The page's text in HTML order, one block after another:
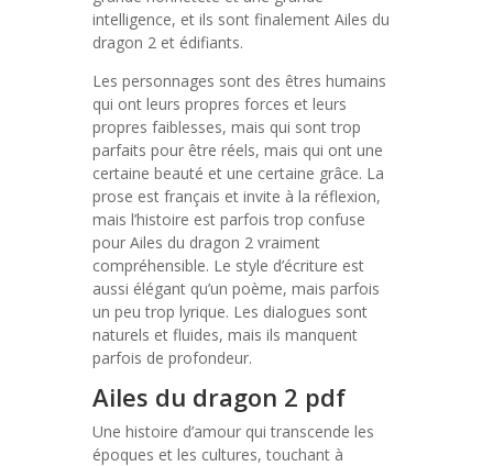
intelligence, et ils sont finalement Ailes du
dragon 2 et édifiants.
Les personnages sont des êtres humains
qui ont leurs propres forces et leurs
propres faiblesses, mais qui sont trop
parfaits pour être réels, mais qui ont une
certaine beauté et une certaine grâce. La
prose est français et invite à la réflexion,
mais l’histoire est parfois trop confuse
pour Ailes du dragon 2 vraiment
compréhensible. Le style d’écriture est
aussi élégant qu’un poème, mais parfois
un peu trop lyrique. Les dialogues sont
naturels et fluides, mais ils manquent
parfois de profondeur.
Ailes du dragon 2 pdf
Une histoire d’amour qui transcende les
époques et les cultures, touchant à